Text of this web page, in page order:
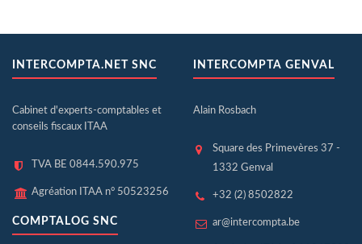
INTERCOMPTA.NET SNC
Cabinet d'experts-comptables et
conseils fiscaux ITAA
TVA BE 0844.590.975
Agréation ITAA n° 50523256
COMPTALOG SNC
INTERCOMPTA GENVAL
Alain Rosbach
Square des Primevères 37 -
1332 Genval
+32 (2) 8502822
ar@intercompta.be